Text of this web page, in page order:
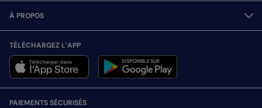
À PROPOS
TÉLÉCHARGEZ L’APP
PAIEMENTS SÉCURISÉS